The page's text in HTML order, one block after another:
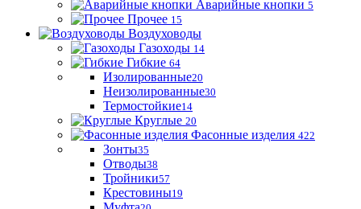
Аварийные кнопки 5
Прочее 15
Воздуховоды
Газоходы 14
Гибкие 64
Изолированные20
Неизолированные30
Термостойкие14
Круглые 20
Фасонные изделия 422
Зонты35
Отводы38
Тройники57
Крестовины19